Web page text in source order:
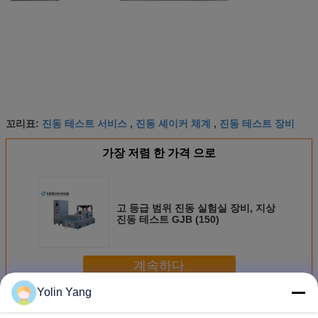
꼬리표: 진동 테스트 서비스 , 진동 셰이커 체계 , 진동 테스트 장비
가장 저렴 한 가격 으로
고 등급 범위 진동 실험실 장비, 지상
진동 테스트 GJB (150)
계속하다
더 많은 것
Yolin Yang